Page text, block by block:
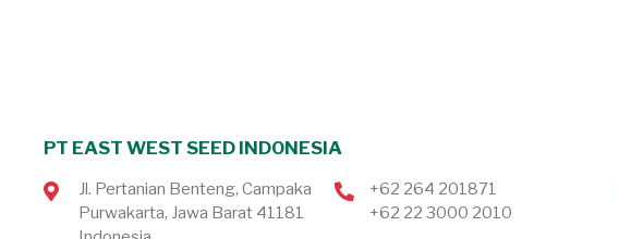
PT EAST WEST SEED INDONESIA
Jl. Pertanian Benteng, Campaka
Purwakarta, Jawa Barat 41181
+62 264 201871
+62 22 3000 2010